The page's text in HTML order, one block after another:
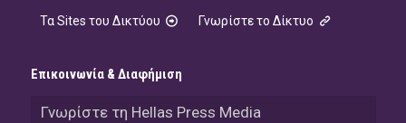
Τα Sites του Δικτύου Γνωρίστε το Δίκτυο
Επικοινωνία & Διαφήμιση
Γνωρίστε τη Hellas Press Media